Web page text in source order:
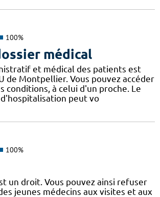
100%
médical
et médical des patients est
de Montpellier. Vous pouvez accéder
conditions, à celui d'un proche. Le
peut vo
100%
un droit. Vous pouvez ainsi refuser
jeunes médecins aux visites et aux